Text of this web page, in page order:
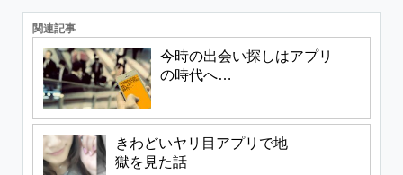
関連記事
今時の出会い探しはアプリ
の時代へ…
きわどいヤリ目アプリで地
獄を見た話